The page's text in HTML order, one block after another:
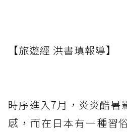
【旅遊經 洪書瑱報導】
時序進入7月，炎炎酷暑
感，而在日本有一種習